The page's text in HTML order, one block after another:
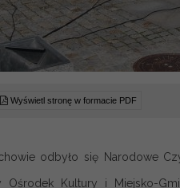
Wyświetl stronę w formacie PDF
odbyło się Narodowe
Ośrodek Kultury i Miejsko-